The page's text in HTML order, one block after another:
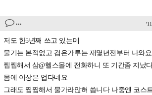
...
저도 한5년째 쓰고 있는데
물기는 본적없고 검은가루는 재몇년전부터 나와요
찝찝해서 삼@헬스몰에 전화하니 또 기간좀 지났
몸에 이상은 업다네요
그래도 찝찝해서 물가라앉혀 씁니다 나중엔 코스